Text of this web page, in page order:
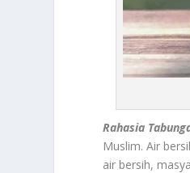
Rahasia
Muslim.Air
air bersih,